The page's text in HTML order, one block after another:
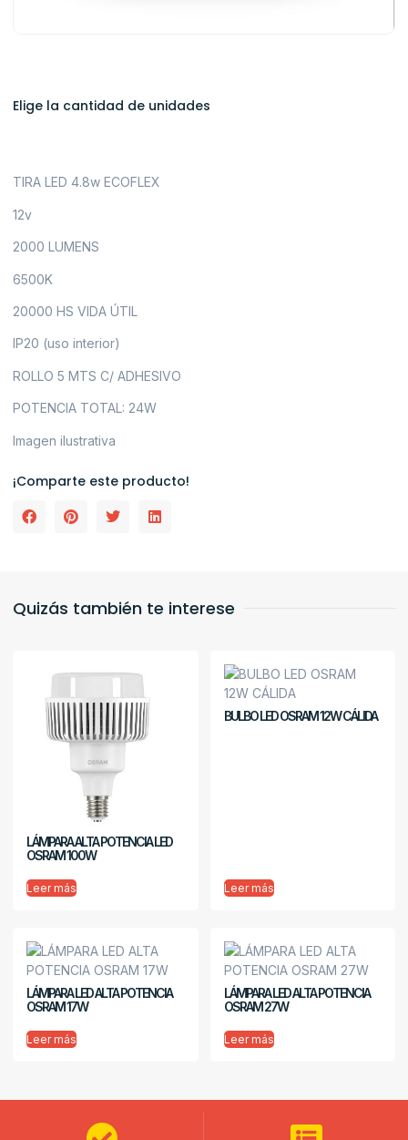
Elige la cantidad de unidades
TIRA LED 4.8w ECOFLEX
12v
2000 LUMENS
6500K
20000 HS VIDA ÚTIL
IP20 (uso interior)
ROLLO 5 MTS C/ ADHESIVO
POTENCIA TOTAL: 24W
Imagen ilustrativa
¡Comparte este producto!
Quizás también te interese
LÁMPARA ALTA POTENCIA LED
OSRAM 100W
Leer más
BULBO LED OSRAM 12W CÁLIDA
Leer más
LÁMPARA LED ALTA POTENCIA
OSRAM 17W
Leer más
LÁMPARA LED ALTA POTENCIA
OSRAM 27W
Leer más